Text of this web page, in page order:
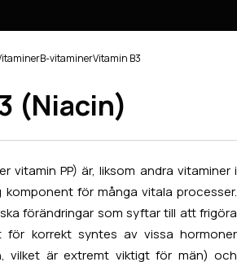
B-vitaminerVitamin B3
(Niacin)
vitamin PP) är, liksom andra vitaminer i
komponent för många vitala processer.
förändringar som syftar till att frigöra
för korrekt syntes av vissa hormoner
vilket är extremt viktigt för män) och